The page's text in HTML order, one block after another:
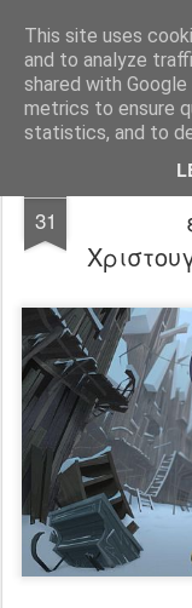
This site uses
and to analyze
shared with
metrics to ensure
statistics, and to
FilmBoy
31
Klaus